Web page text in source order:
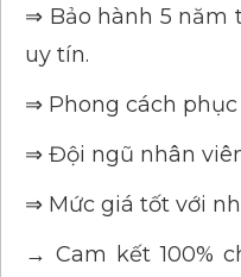
⇒ Bảo hành 5 năm
uy tín.
⇒ Phong cách
⇒ Đội ngũ nhân
⇒ Mức giá tốt với
→ Cam kết 100%